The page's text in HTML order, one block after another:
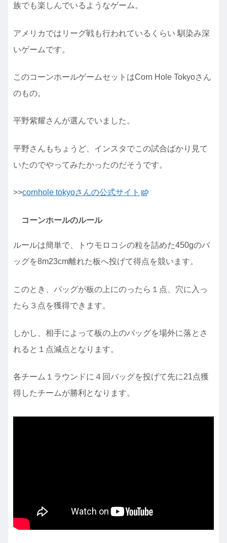
族でも楽しんでいるようなゲーム。
アメリカではリーグ戦も行われているくらい 馴染み深
いゲームです。
このコーンホールゲームセットはCorn Hole Tokyoさん
のもの。
平野紫耀さんが選んでいました。
平野さんもちょうど、インスタでこの試合ばかり見て
いたのでやってみたかったのだそうです。
>>cornhole tokyoさんの公式サイト
コーンホールのルール
ルールは簡単で、トウモロコシの粒を詰めた450gのバ
ッグを8m23cm離れた板へ投げて得点を競います。
このとき、バッグが板の上にのったら１点、穴に入っ
たら３点を獲得できます。
しかし、相手によって板の上のバッグを場外に落とさ
れると１点減点となります。
各チーム１ラウンドに４回バッグを投げて先に21点獲
得したチームが勝利となります。